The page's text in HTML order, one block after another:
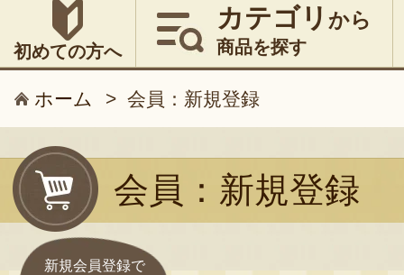
初めての方へ
カテゴリ から
商品を探す
ホーム > 会員：新規登録
会員：新規登録
新規会員登録で